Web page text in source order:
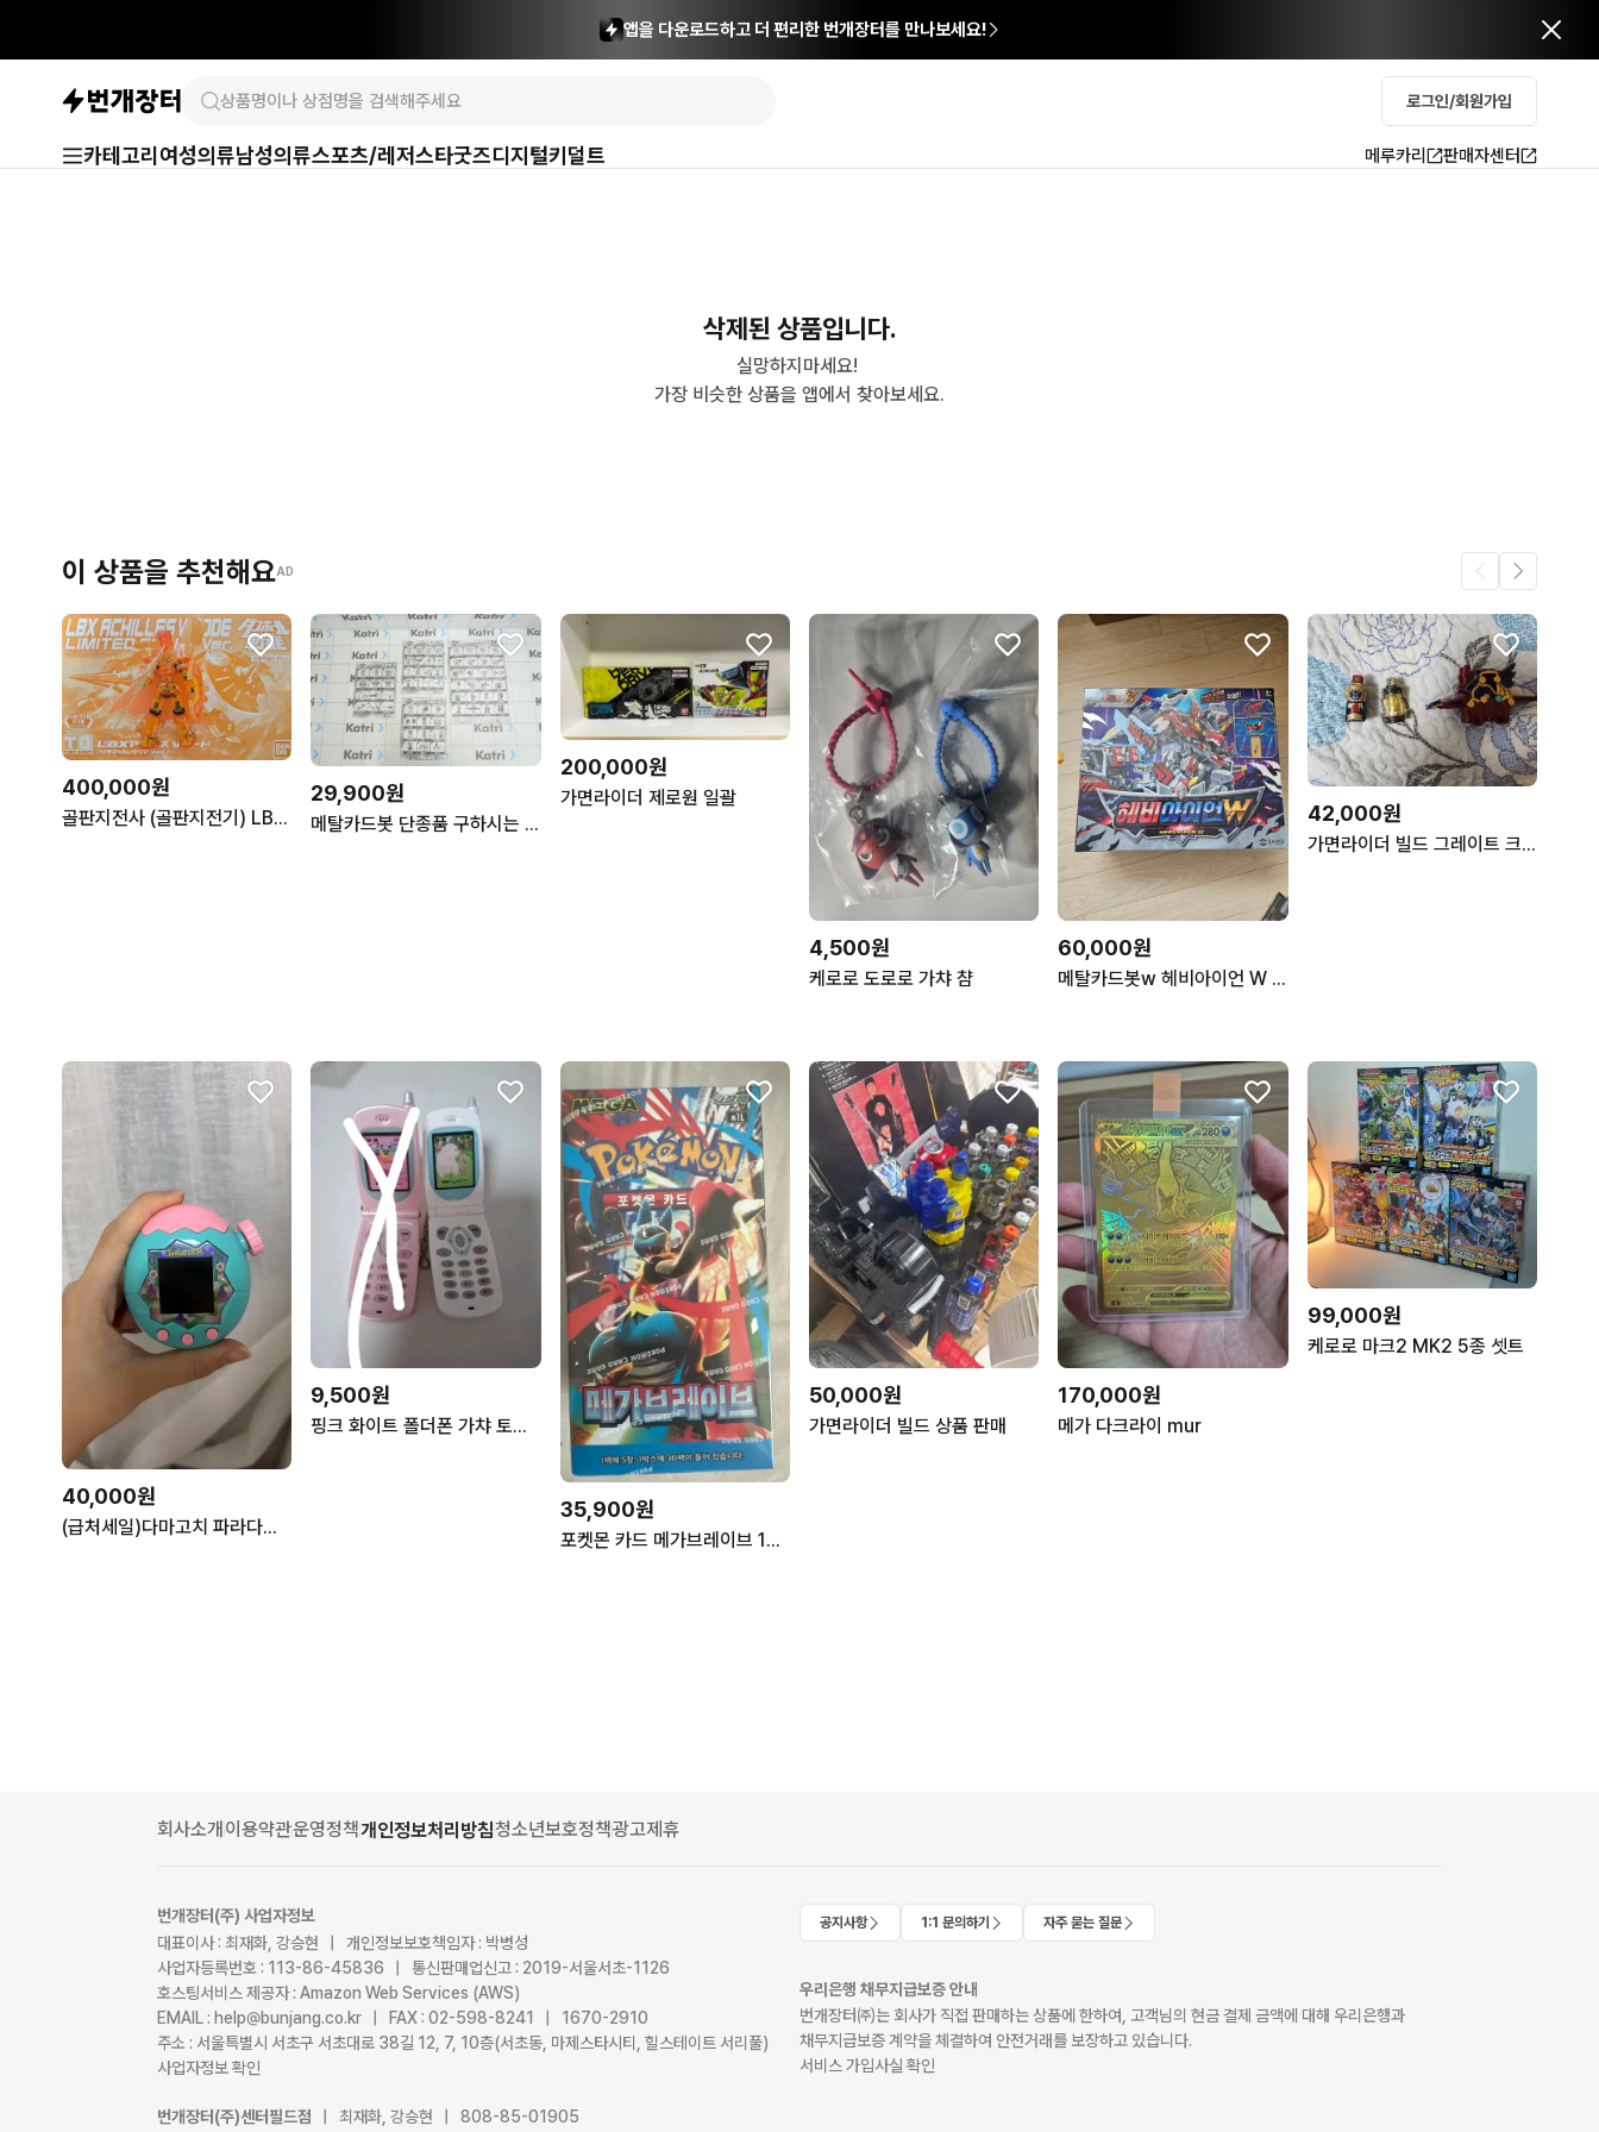
앱을 다운로드하고 더 편리한 번개장터를 만나보세요!
로그인/회원가입
카테고리 여성의류남성의류스포츠/레저스타굿즈디지털키덜트 메루카리 판매자센터
삭제된 상품입니다.
실망하지마세요!
가장 비슷한 상품을 앱에서 찾아보세요.
이 상품을 추천해요AD
400,000원
골판지전사 (골판지전기) LBX 일괄 판매합니다 - 1
29,900원
메탈카드봇 단종품 구하시는 분들 주목
200,000원
가면라이더 제로원 일괄
4,500원
케로로 도로로 가챠 챰
60,000원
메탈카드봇w 헤비아이언 W 개봉 검수품 팝니다 택포
42,000원
가면라이더 빌드 그레이트 크로즈드래곤 + 록보틀
40,000원
(급처세일)다마고치 파라다이스 제이드
9,500원
핑크 화이트 폴더폰 가챠 토이즈스피릿
35,900원
포켓몬 카드 메가브레이브 1박스 슈링크o
50,000원
가면라이더 빌드 상품 판매
170,000원
메가 다크라이 mur
99,000원
케로로 마크2 MK2 5종 셋트
회사소개 이용약관운영정책개인정보처리방침청소년보호정책광고제휴
번개장터(주) 사업자정보
대표이사 : 최재화, 강승현 | 개인정보보호책임자 : 박병성
사업자등록번호 : 113-86-45836 | 통신판매업신고 : 2019-서울서초-1126
호스팅서비스 제공자 : Amazon Web Services (AWS)
EMAIL : help@bunjang.co.kr | FAX : 02-598-8241 | 1670-2910
주소 : 서울특별시 서초구 서초대로 38길 12, 7, 10층(서초동, 마제스타시티, 힐스테이트 서리풀)
사업자정보 확인
번개장터(주)센터필드점 | 최재화, 강승현 | 808-85-01905
공지사항 1:1 문의하기 자주 묻는 질문
우리은행 채무지급보증 안내
번개장터㈜는 회사가 직접 판매하는 상품에 한하여, 고객님의 현금 결제 금액에 대해 우리은행과
채무지급보증 계약을 체결하여 안전거래를 보장하고 있습니다.
서비스 가입사실 확인